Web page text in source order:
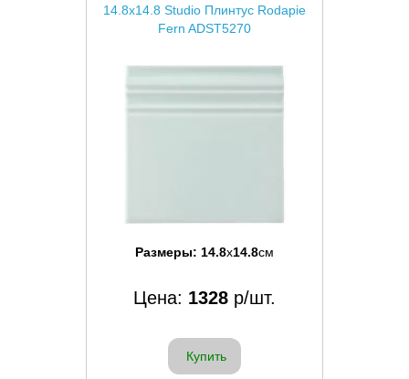
14.8x14.8 Studio Плинтус Rodapie
Fern ADST5270
Размеры: 14.8x14.8см
Цена: 1328 р/шт.
Купить